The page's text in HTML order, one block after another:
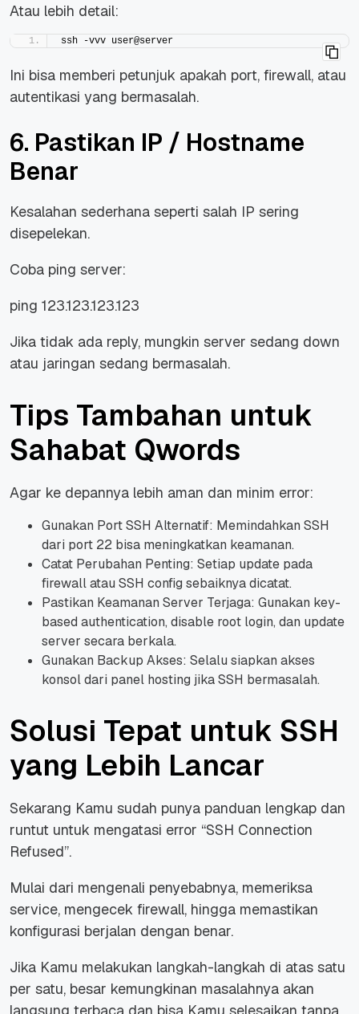
Atau lebih detail:
ssh -vvv user@server
Ini bisa memberi petunjuk apakah port, firewall, atau
autentikasi yang bermasalah.
6. Pastikan IP / Hostname
Benar
Kesalahan sederhana seperti salah IP sering
disepelekan.
Coba ping server:
ping 123.123.123.123
Jika tidak ada reply, mungkin server sedang down
atau jaringan sedang bermasalah.
Tips Tambahan untuk
Sahabat Qwords
Agar ke depannya lebih aman dan minim error:
Gunakan Port SSH Alternatif: Memindahkan SSH
dari port 22 bisa meningkatkan keamanan.
Catat Perubahan Penting: Setiap update pada
firewall atau SSH config sebaiknya dicatat.
Pastikan Keamanan Server Terjaga: Gunakan key-
based authentication, disable root login, dan update
server secara berkala.
Gunakan Backup Akses: Selalu siapkan akses
konsol dari panel hosting jika SSH bermasalah.
Solusi Tepat untuk SSH
yang Lebih Lancar
Sekarang Kamu sudah punya panduan lengkap dan
runtut untuk mengatasi error “SSH Connection
Refused”.
Mulai dari mengenali penyebabnya, memeriksa
service, mengecek firewall, hingga memastikan
konfigurasi berjalan dengan benar.
Jika Kamu melakukan langkah-langkah di atas satu
per satu, besar kemungkinan masalahnya akan
langsung terbaca dan bisa Kamu selesaikan tanpa